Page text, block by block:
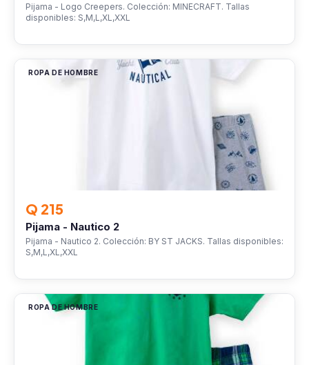
Pijama - Logo Creepers. Colección: MINECRAFT. Tallas
disponibles: S,M,L,XL,XXL
ROPA DE HOMBRE
Q 215
Pijama - Nautico 2
Pijama - Nautico 2. Colección: BY ST JACKS. Tallas disponibles:
S,M,L,XL,XXL
ROPA DE HOMBRE